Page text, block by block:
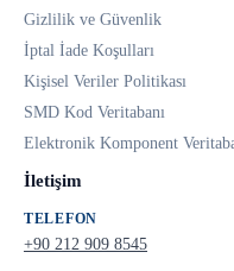
Gizlilik ve Güvenlik
İptal İade Koşulları
Kişisel Veriler Politikası
SMD Kod Veritabanı
Elektronik Komponent
İletişim
TELEFON
+90 212 909 8545